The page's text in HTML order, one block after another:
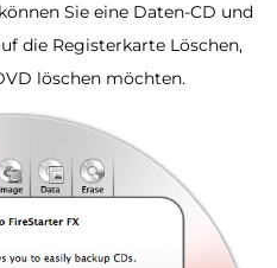
Sie eine Daten-CD und
die Registerkarte Löschen,
löschen möchten.